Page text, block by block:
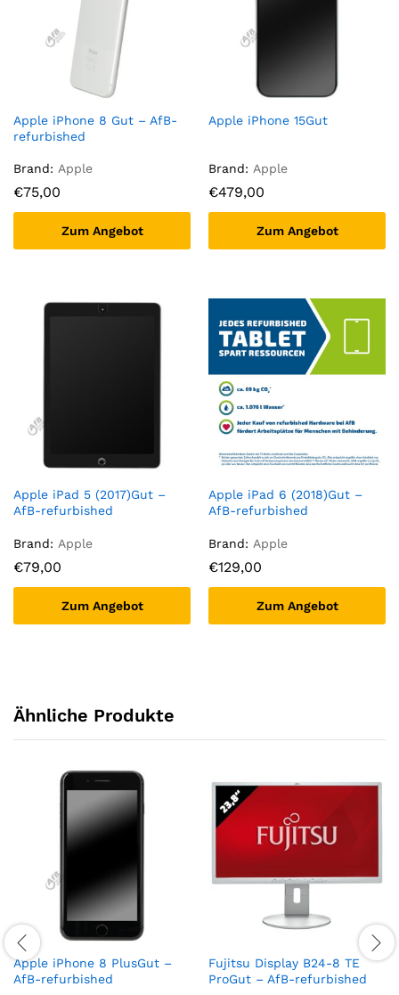
Apple iPhone 8 Gut – AfB-
refurbished
Brand: Apple
€75,00
Zum Angebot
Apple iPhone 15Gut
Brand: Apple
€479,00
Zum Angebot
Apple iPad 5 (2017)Gut –
AfB-refurbished
Brand: Apple
€79,00
Zum Angebot
Apple iPad 6 (2018)Gut –
AfB-refurbished
Brand: Apple
€129,00
Zum Angebot
Ähnliche Produkte
Apple iPhone 8 PlusGut –
AfB-refurbished
Fujitsu Display B24-8 TE
ProGut – AfB-refurbished